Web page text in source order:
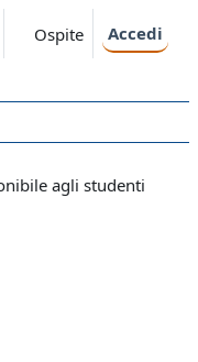
Ospite Accedi
agli studenti